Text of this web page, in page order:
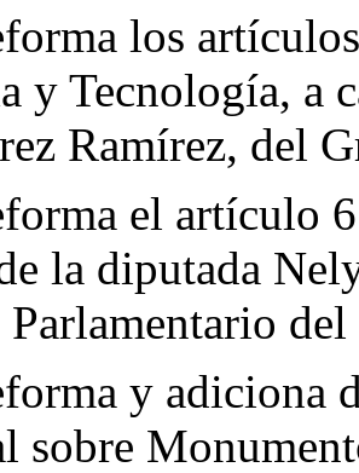
los
y Tecnología, a
Ramírez, del
el artículo
la diputada
y adiciona
sobre